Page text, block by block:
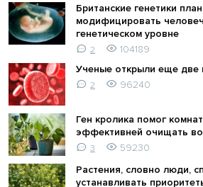
Британские генетики
модифицировать
генетическом уровне
2
104189
Ученые открыли еще две
2 96240
Ген кролика помог
эффективней очищать
3
59230
Растения, словно люди,
устанавливать